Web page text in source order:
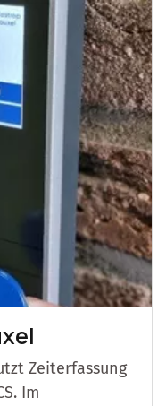
Zeiterfassung
Im